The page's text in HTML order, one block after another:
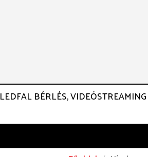
LEDFAL BÉRLÉS, VIDEÓSTREAMING